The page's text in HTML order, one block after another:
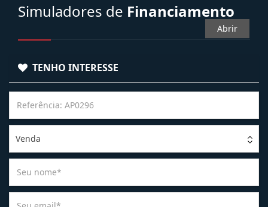
Simuladores de Financiamento
Abrir
TENHO INTERESSE
Venda